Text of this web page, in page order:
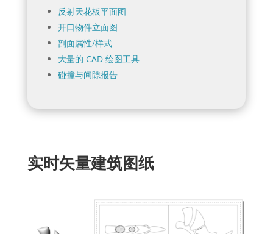
反射天花板平面图
开口物件立面图
剖面属性/样式
大量的 CAD 绘图工具
碰撞与间隙报告
实时矢量建筑图纸